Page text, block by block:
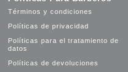
Términos y condiciones
Políticas de privacidad
Políticas para el tratamiento de
datos
Políticas de devoluciones